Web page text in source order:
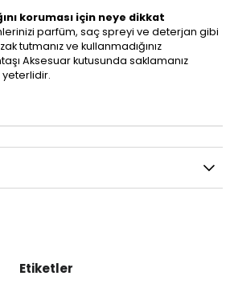
koruması için neye dikkat
parfüm, saç spreyi ve deterjan gibi
tutmanız ve kullanmadığınız
Aksesuar kutusunda saklamanız
yeterlidir.
Etiketler